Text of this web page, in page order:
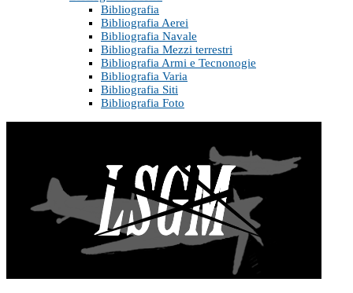
Bibliografia
Bibliografia Aerei
Bibliografia Navale
Bibliografia Mezzi terrestri
Bibliografia Armi e Tecnonogie
Bibliografia Varia
Bibliografia Siti
Bibliografia Foto